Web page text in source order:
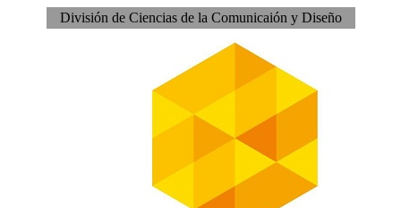
División de Ciencias de la Comunicaión y Diseño